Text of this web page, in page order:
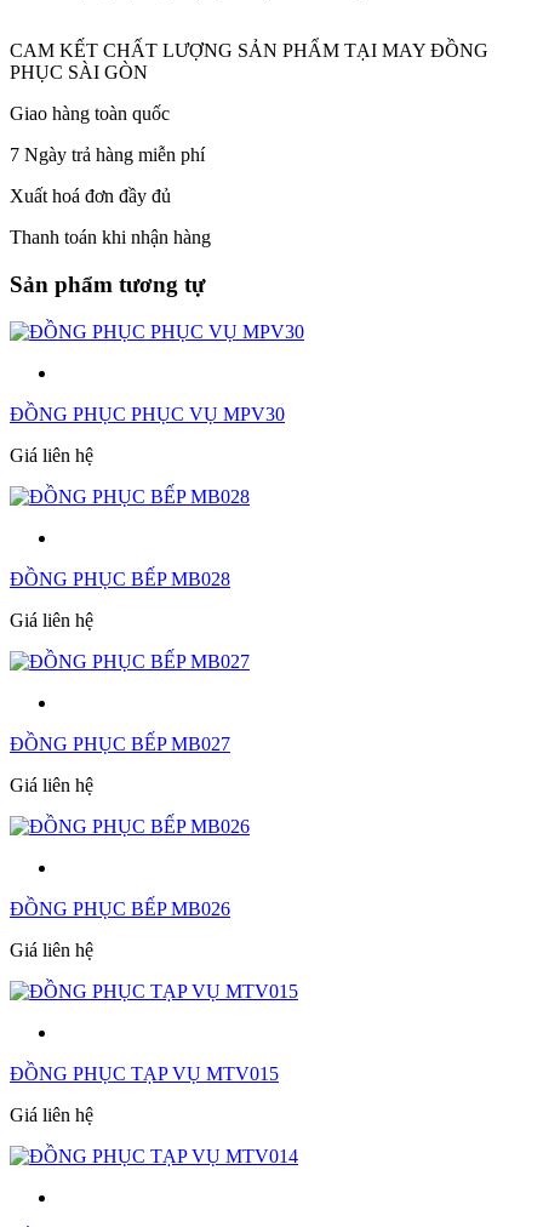
CAM KẾT CHẤT LƯỢNG SẢN PHẨM TẠI MAY ĐỒNG
PHỤC SÀI GÒN
Giao hàng toàn quốc
7 Ngày trả hàng miễn phí
Xuất hoá đơn đầy đủ
Thanh toán khi nhận hàng
Sản phẩm tương tự
ĐỒNG PHỤC PHỤC VỤ MPV30
Giá liên hệ
ĐỒNG PHỤC BẾP MB028
Giá liên hệ
ĐỒNG PHỤC BẾP MB027
Giá liên hệ
ĐỒNG PHỤC BẾP MB026
Giá liên hệ
ĐỒNG PHỤC TẠP VỤ MTV015
Giá liên hệ